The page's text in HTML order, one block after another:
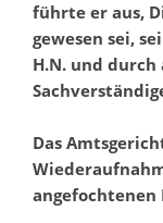
führte er aus,
gewesen sei,
H.N. und
Das
angefochtenen